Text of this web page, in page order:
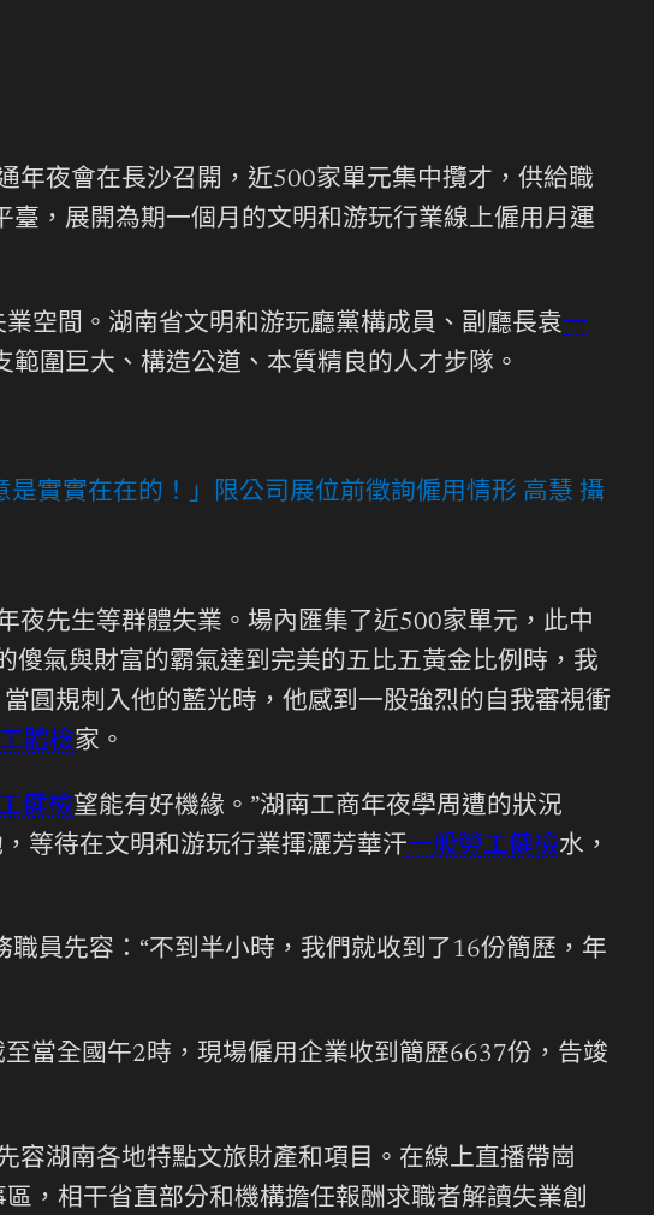
年夜會在長沙召開，近500家單元集中攬才，供給職
，展開為期一個月的文明和游玩行業線上僱用月運
空間。湖南省文明和游玩廳黨構成員、副廳長袁一
範圍巨大、構造公道、本質精良的人才步隊。
實實在在的！」限公司展位前徵詢僱用情形 高慧 攝
夜先生等群體失業。場內匯集了近500家單元，此中
氣與財富的霸氣達到完美的五比五黃金比例時，我
圓規刺入他的藍光時，他感到一股強烈的自我審視衝
體檢家。
健檢望能有好機緣。”湖南工商年夜學周遭的狀況
等待在文明和游玩行業揮灑芳華汗一般勞工健檢水，
員先容：“不到半小時，我們就收到了16份簡歷，年
當全國午2時，現場僱用企業收到簡歷6637份，告竣
容湖南各地特點文旅財產和項目。在線上直播帶崗
，相干省直部分和機構擔任報酬求職者解讀失業創